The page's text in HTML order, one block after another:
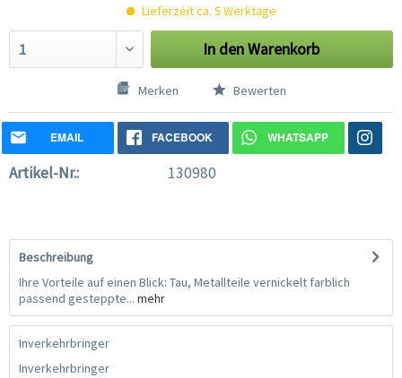
Lieferzeit ca. 5 Werktage
In denWarenkorb
Merken Bewerten
EMAIL FACEBOOK WHATSAPP
Artikel-Nr.: 130980
Beschreibung
Ihre Vorteile auf einen Blick: Tau, Metallteile vernickelt farblich
passend gesteppte... mehr
Inverkehrbringer
Inverkehrbringer